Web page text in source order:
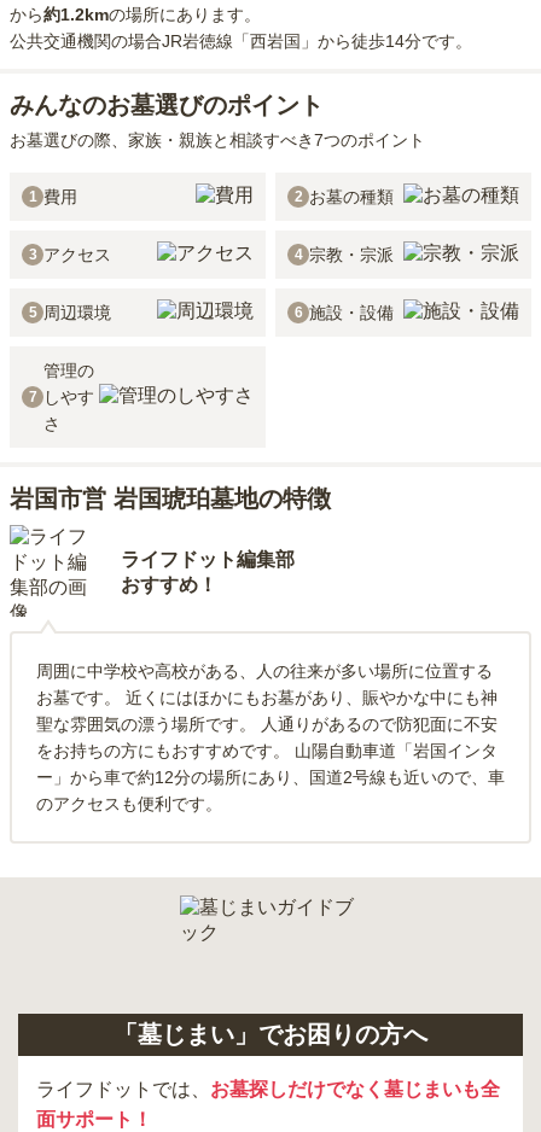
から約1.2kmの場所にあり ます。
公共交通機関の場合JR岩徳線「西岩国」から徒歩14分です。
みんなのお墓選びのポイント
お墓選びの際、家族・親族と相談すべき7つのポイント
1 費用 2 お墓の種類
3 アクセス 4 宗教・宗派
5 周辺環境 6 施設・設備
7
管理の
しやす
さ
岩国市営 岩国琥珀墓地の特徴
ライフドット編集部
おすすめ！
周囲に中学校や高校がある、人の往来が多い場所に位置する
お墓です。 近くにはほかにもお墓があり、賑やかな中にも神
聖な雰囲気の漂う場所です。 人通りがあるので防犯面に不安
をお持ちの方にもおすすめです。 山陽自動車道「岩国インタ
ー」から車で約12分の場所にあり、国道2号線も近いので、車
のアクセスも便利です。
「墓じまい」でお困りの方へ
ライフドットでは、 お墓探しだけでなく墓じまいも全
面サポート！